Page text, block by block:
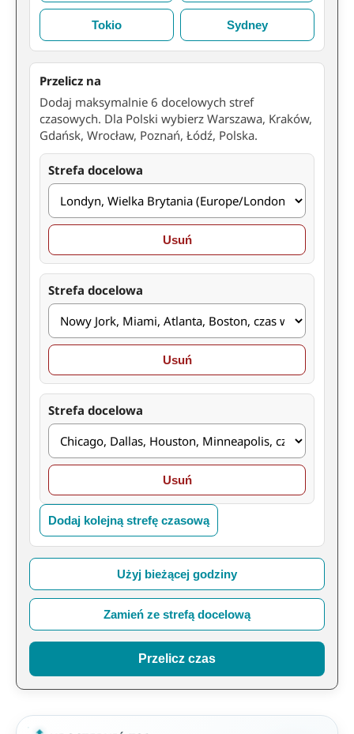
Tokio Sydney
Przelicz na
Dodaj maksymalnie 6 docelowych stref
czasowych. Dla Polski wybierz Warszawa, Kraków,
Gdańsk, Wrocław, Poznań, Łódź, Polska.
Strefa docelowa
Usuń
Strefa docelowa
Usuń
Strefa docelowa
Usuń
Dodaj kolejną strefę czasową
Użyj bieżącej godziny
Zamień ze strefą docelową
Przelicz czas